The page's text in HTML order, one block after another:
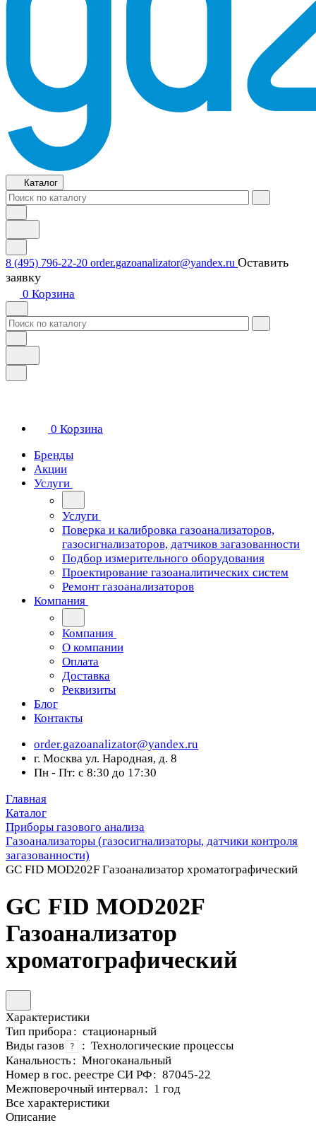
Каталог
8 (495) 796-22-20 order.gazoanalizator@yandex.ru Оставить
заявку
0 Корзина
0 Корзина
Бренды
Акции
Услуги
Услуги
Поверка и калибровка газоанализаторов,
газосигнализаторов, датчиков загазованности
Подбор измерительного оборудования
Проектирование газоаналитических систем
Ремонт газоанализаторов
Компания
Компания
О компании
Оплата
Доставка
Реквизиты
Блог
Контакты
order.gazoanalizator@yandex.ru
г. Москва ул. Народная, д. 8
Пн - Пт: с 8:30 до 17:30
Главная
Каталог
Приборы газового анализа
Газоанализаторы (газосигнализаторы, датчики контроля
загазованности)
GC FID MOD202F Газоанализатор хроматографический
GC FID MOD202F
Газоанализатор
хроматографический
Характеристики
Тип прибора : стационарный
Виды газов
? : Технологические процессы
Канальность: Многоканальный
Номер в гос. реестре СИ РФ: 87045-22
Межповерочный интервал: 1 год
Все характеристики
Описание